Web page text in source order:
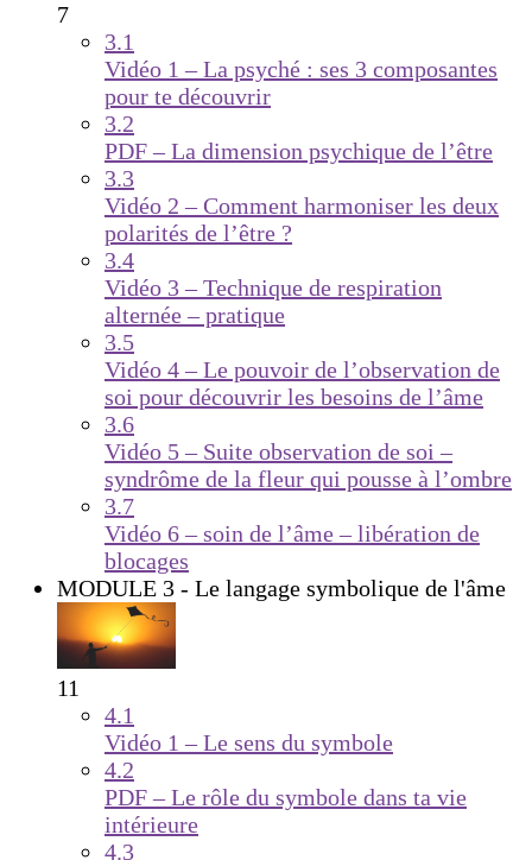
7
3.1
Vidéo 1 – La psyché : ses 3 composantes
pour te découvrir
3.2
PDF – La dimension psychique de l’être
3.3
Vidéo 2 – Comment harmoniser les deux
polarités de l’être ?
3.4
Vidéo 3 – Technique de respiration
alternée – pratique
3.5
Vidéo 4 – Le pouvoir de l’observation de
soi pour découvrir les besoins de l’âme
3.6
Vidéo 5 – Suite observation de soi –
syndrôme de la fleur qui pousse à l’ombre
3.7
Vidéo 6 – soin de l’âme – libération de
blocages
MODULE 3 - Le langage symbolique de l'âme
11
4.1
Vidéo 1 – Le sens du symbole
4.2
PDF – Le rôle du symbole dans ta vie
intérieure
4.3